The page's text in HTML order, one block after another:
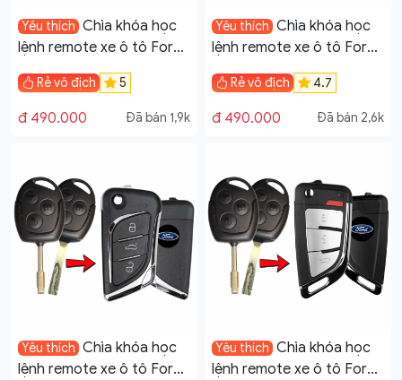
Yêu thích Chìa khóa học
lệnh remote xe ô tô Ford
Transit đời 2005-2019
mẫu V19
Rẻ vô địch 5
đ 490.000 Đã bán 1,9k
Yêu thích Chìa khóa học
lệnh remote xe ô tô Ford
Transit đời 2005-2019
mẫu V21
Rẻ vô địch 4.7
đ 490.000 Đã bán 2,6k
Yêu thích Chìa khóa học
lệnh remote xe ô tô Ford
Yêu thích Chìa khóa học
lệnh remote xe ô tô Ford